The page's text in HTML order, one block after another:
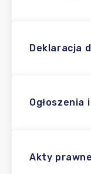
Deklaracja
Ogłoszenia
Akty prawne